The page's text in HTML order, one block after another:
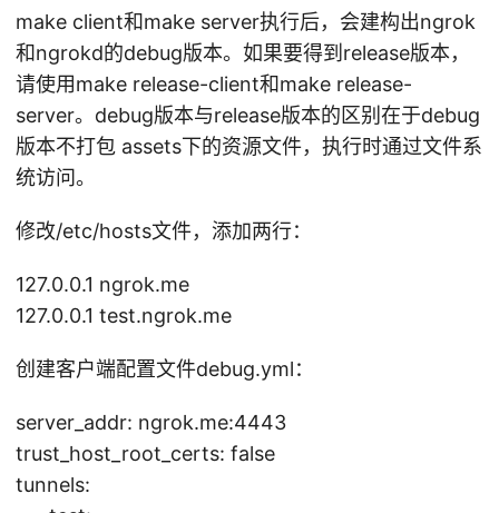
e
[h
tt
p
s:
/
/
gi
t
h
u
c
m
/i
n
a
k
e
cl
ie
n
make client和make server执行后，会建构出ngrok
和ngrokd的debug版本。如果要得到release版本，
请使用make release-client和make release-
server。debug版本与release版本的区别在于debug
版本不打包 assets下的资源文件，执行时通过文件系
统访问。
修改/etc/hosts文件，添加两行：
127.0.0.1 ngrok.me
127.0.0.1 test.ngrok.me
创建客户端配置文件debug.yml：
server_addr: ngrok.me:4443
trust_host_root_certs: false
tunnels: